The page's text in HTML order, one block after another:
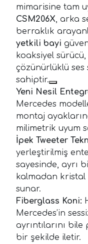
mimarisine tam
CSM206X, arka
berraklık
yetkili bayi
koaksiyel
çözünürlüklü
sahiptir.
Yeni Nesil
Mercedes
montaj
milimetrik uyum
İpek Tweeter
yerleştirilmiş
sayesinde, ayrı
kalmadan kristal
sunar.
Fiberglass Koni:
Mercedes’in
ayrıntılarını
bir şekilde iletir.